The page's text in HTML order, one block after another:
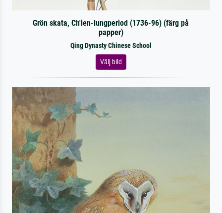
Grön skata, Ch'ien-lungperiod (1736-96) (färg på
papper)
Qing Dynasty Chinese School
Välj bild